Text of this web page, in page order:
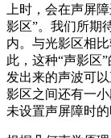
上时，会在声屏
影区”。我们所期
内。与光影区相
此，这种“声影区
发出来的声波可
影区之间还有一
未设置声屏障时